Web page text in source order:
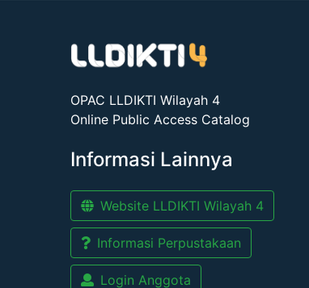
OPAC LLDIKTI Wilayah 4
Online Public Access Catalog
Informasi Lainnya
Website LLDIKTI Wilayah 4
Informasi Perpustakaan
Login Anggota